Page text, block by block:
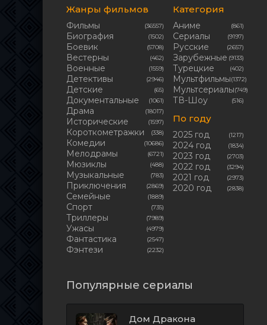
Жанры фильмов
Фильмы (36557)
Биография (1502)
Боевик (5708)
Вестерны (462)
Военные (1559)
Детективы (2946)
Детские (65)
Документальные (1061)
Драма (18017)
Исторические (1597)
Короткометражки (338)
Комедии (10686)
Мелодрамы (6721)
Мюзиклы (488)
Музыкальные (783)
Приключения (2869)
Семейные (1889)
Cпорт (735)
Триллеры (7989)
Ужасы (4979)
Фантастика (2547)
Фэнтези (2232)
Категория
Аниме (861)
Сериалы (9197)
Русские (2657)
Зарубежные (9133)
Турецкие (402)
Мультфильмы(1372)
Мультсериалы(749)
ТВ-Шоу (516)
По году
2025 год (1217)
2024 год (1834)
2023 год (2703)
2022 год (3294)
2021 год (2973)
2020 год (2838)
Популярные сериалы
Дом Дракона